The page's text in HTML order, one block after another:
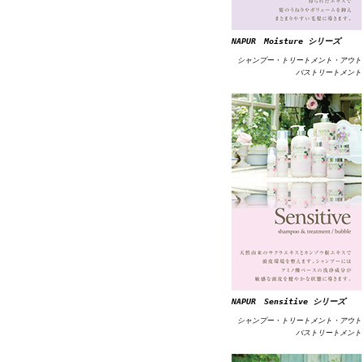
NAPUR Moisture シリーズ
シャンプー・トリートメント・アウト
バストリートメント
NAPUR Sensitive シリーズ
シャンプー・トリートメント・アウト
バストリートメント